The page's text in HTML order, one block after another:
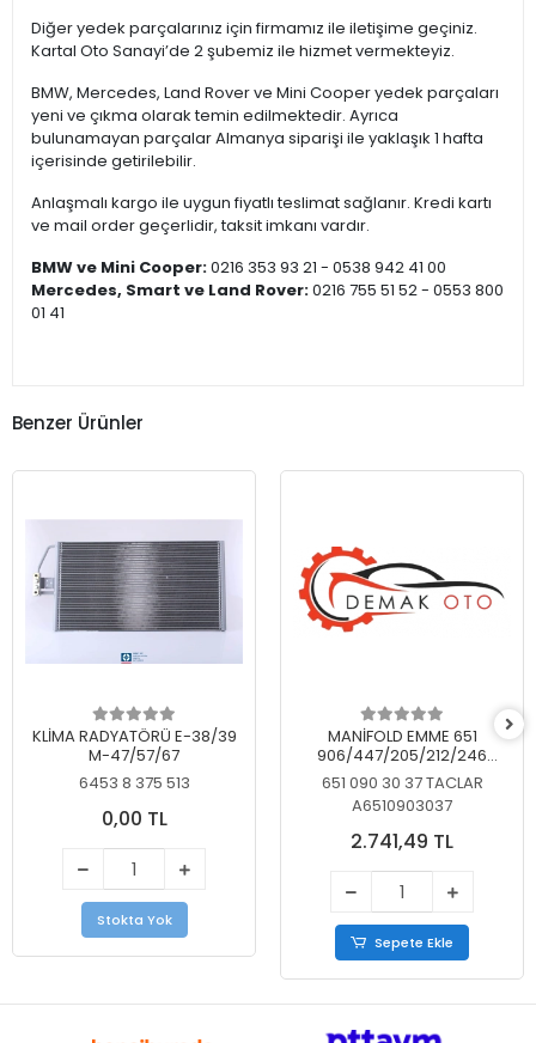
Diğer yedek parçalarınız için firmamız ile iletişime geçiniz.
Kartal Oto Sanayi’de 2 şubemiz ile hizmet vermekteyiz.
BMW, Mercedes, Land Rover ve Mini Cooper yedek parçaları
yeni ve çıkma olarak temin edilmektedir. Ayrıca
bulunamayan parçalar Almanya siparişi ile yaklaşık 1 hafta
içerisinde getirilebilir.
Anlaşmalı kargo ile uygun fiyatlı teslimat sağlanır. Kredi kartı
ve mail order geçerlidir, taksit imkanı vardır.
BMW ve Mini Cooper:0216 353 93 21 - 0538 942 41 00
Mercedes, Smart ve Land Rover:0216 755 51 52 - 0553 800
01 41
Benzer Ürünler
KLİMA RADYATÖRÜ E-38/39
M-47/57/67
6453 8 375 513
0,00 TL
Stokta Yok
MANİFOLD EMME 651
906/447/205/212/246
KELEBEKSİZ
651 090 30 37 TACLAR
A6510903037
2.741,49 TL
Sepete Ekle